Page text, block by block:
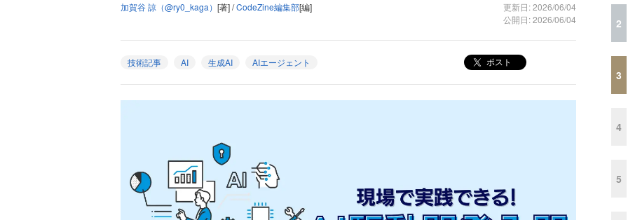
加賀谷 諒（@ry0_kaga） [著] /CodeZine編集部[編]
更新日: 2026/06/04
公開日: 2026/06/04
技術記事 AI 生成AI AIエージェント ポスト
2
3
4
5